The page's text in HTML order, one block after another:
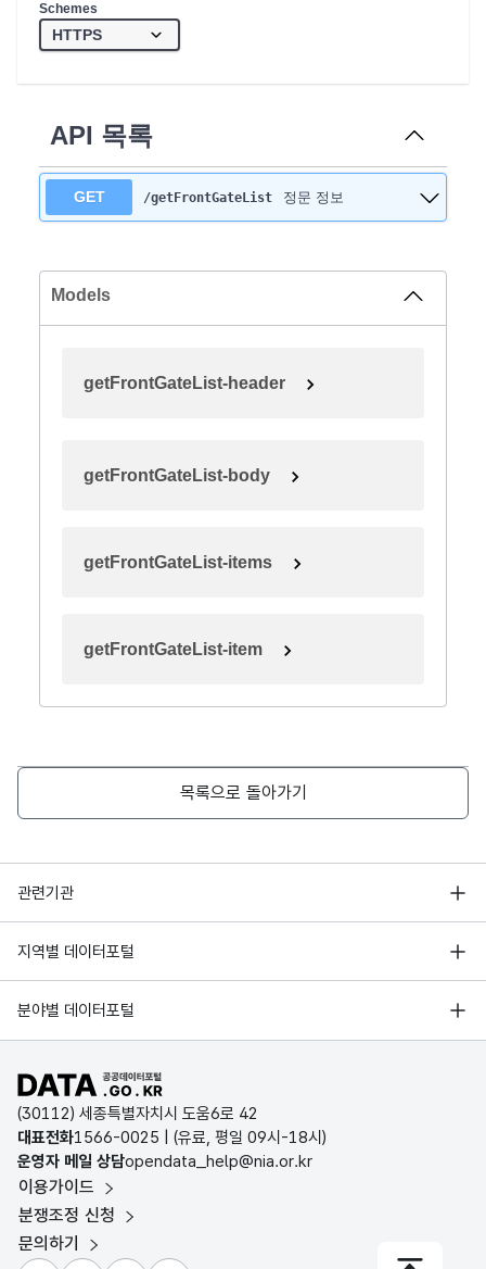
Schemes
API 목록
GET /getFrontGateList 정문 정보
Models
getFrontGateList-header
getFrontGateList-body
getFrontGateList-items
getFrontGateList-item
목록으로 돌아가기
관련기관
행정안전부
한국지능정보사회진흥원
국가정보자원관리원
지역별 데이터포털
서울 열린데이터광장
경기데이터드림
D-데이터허브
인천데이터포털
울산광역시 데이터포털
전남광주통합특별시 빅데이터 플랫폼
대전광역시 데이터포털
분야별 데이터포털
기상자료개방포털
국토교통부 공간정보오픈플랫폼
환경부 환경데이터포털
문화데이터광장
농림축산식품 공공데이터포털
보건의료빅데이터개방시스템
식품의약품안전처 데이터포털
공공데이터포털 바로가기
(30112) 세종특별자치시 도움6로 42
대표전화1566-0025 | (유료, 평일 09시-18시)
운영자 메일 상담opendata_help@nia.or.kr
이용가이드
분쟁조정 신청
문의하기